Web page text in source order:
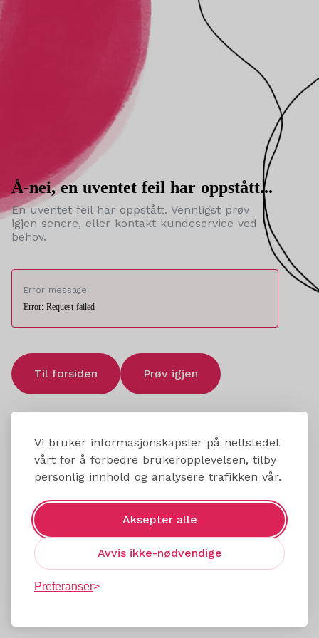
Vi bruker informasjonskapsler på nettstedet
vårt for å forbedre brukeropplevelsen, tilby
personlig innhold og analysere trafikken vår.
Aksepter alle
Avvis ikke-nødvendige
Preferanser
Å-nei, en uventet feil har oppstått...
En uventet feil har oppstått. Vennligst prøv
igjen senere, eller kontakt kundeservice ved
behov.
Error message:
Error: Request failed
Til forsiden Prøv igjen